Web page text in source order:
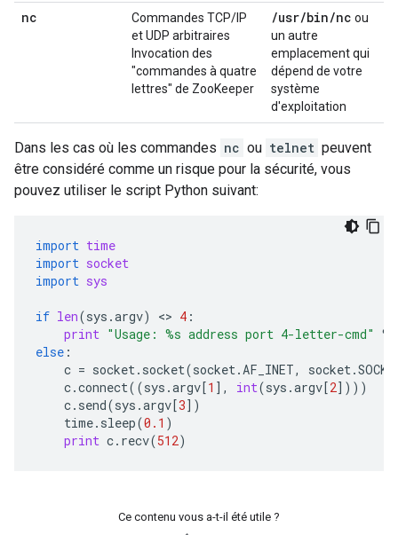
nc
Commandes TCP/IP
et UDP arbitraires
Invocation des
"commandes à quatre
lettres" de ZooKeeper
/usr/bin/nc ou
un autre
emplacement qui
dépend de votre
système
d'exploitation
Dans les cas où les commandes nc ou telnet peuvent
être considéré comme un risque pour la sécurité, vous
pouvez utiliser le script Python suivant:
import time
import socket
import sys
if len(sys .argv) <> 4 :
print "Usage: %s address port 4-letter-cmd" %
else :
c = socket. socket(socket.AF_INET, socket.
c.connect((sys .argv[1 ], int(sys .argv[2])))
c. send(sys .argv[3])
time. sleep(0.1 )
print c. recv(512)
Ce contenu vous a-t-il été utile ?